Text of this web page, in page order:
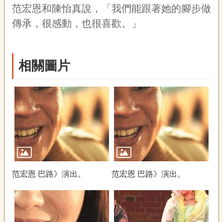
范宏恩和陳怡真說，「我們能跟著她的腳步做
傳承，很感動，也很喜歡。」
相關圖片
范宏恩 巴路》演出。 范宏恩 巴路》演出。